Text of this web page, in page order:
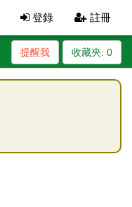
登錄 註冊
收藏夾: 0
提醒我